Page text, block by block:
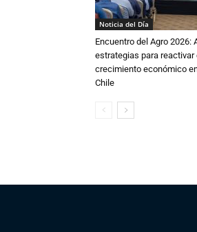
Noticia del Día
Encuentro del Agro 2026:
estrategias para reactivar
crecimiento económico
Chile